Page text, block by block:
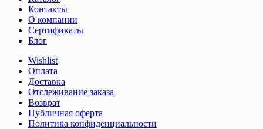
Контакты
О компании
Сертификаты
Блог
Wishlist
Оплата
Доставка
Отслеживание заказа
Возврат
Публичная оферта
Политика конфиденциальности